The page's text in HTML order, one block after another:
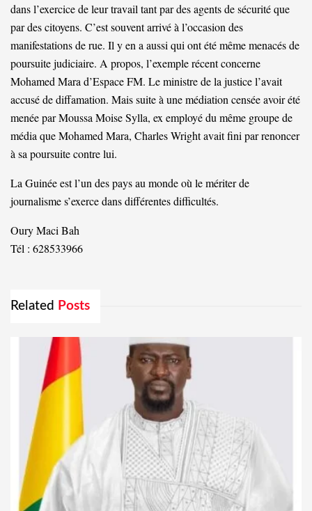
dans l’exercice de leur travail tant par des agents de sécurité que
par des citoyens. C’est souvent arrivé à l’occasion des
manifestations de rue. Il y en a aussi qui ont été même menacés de
poursuite judiciaire. A propos, l’exemple récent concerne
Mohamed Mara d’Espace FM. Le ministre de la justice l’avait
accusé de diffamation. Mais suite à une médiation censée avoir été
menée par Moussa Moise Sylla, ex employé du même groupe de
média que Mohamed Mara, Charles Wright avait fini par renoncer
à sa poursuite contre lui.
La Guinée est l’un des pays au monde où le mériter de
journalisme s’exerce dans différentes difficultés.
Oury Maci Bah
Tél : 628533966
Related Posts